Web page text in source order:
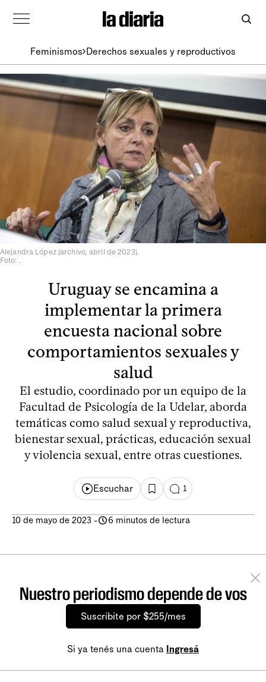
Feminismos Derechos sexuales y reproductivos
Alejandra López (archivo, abril de 2023).
Foto: .
Uruguay se encamina a
implementar la primera
encuesta nacional sobre
comportamientos sexuales y
salud
El estudio, coordinado por un equipo de la
Facultad de Psicología de la Udelar, aborda
temáticas como salud sexual y reproductiva,
bienestar sexual, prácticas, educación sexual
y violencia sexual, entre otras cuestiones.
Escuchar 1
10 de mayo de 2023 - 6 minutos de lectura
Nuestro periodismo depende de vos
Suscribite por $255/mes
Si ya tenés una cuenta Ingresá